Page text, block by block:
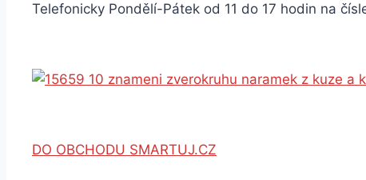
Telefonicky Pondělí-Pátek od 11 do 17 hodin na
DO OBCHODU SMARTUJ.CZ